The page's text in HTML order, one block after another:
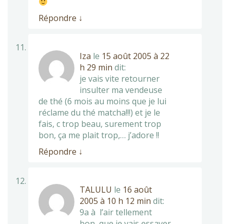
Répondre ↓
Iza le 15 août 2005 à 22
h 29 min dit:
je vais vite retourner
insulter ma vendeuse
de thé (6 mois au moins que je lui
réclame du thé matcha!!!) et je le
fais, c trop beau, surement trop
bon, ça me plait trop,… j’adore !!
Répondre ↓
TALULU le 16 août
2005 à 10 h 12 min dit:
9a à l’air tellement